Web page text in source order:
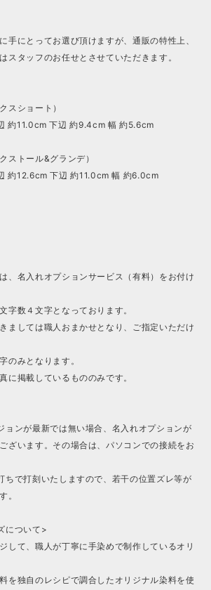
手にとってお選び頂けますが、通販の特性上、
スタッフのお任せとさせていただきます。
スショート）
約11.0cm 下辺 約9.4cm 幅 約5.6cm
ストール&グランデ）
約12.6cm 下辺 約11.0cm 幅 約6.0cm
、名入れオプションサービス（有料）をお付け
字数４文字となっております。
ましては職人おまかせとなり、ご指定いただけ
のみとなります。
に掲載しているもののみです。
ョンが最新では無い場合、名入れオプションが
ざいます。その場合は、パソコンでの接続をお
ちで打刻いたしますので、若干の位置ズレ等が
。
について>
して、職人が丁寧に手染めで制作しているオリ
を独自のレシピで調合したオリジナル染料を使